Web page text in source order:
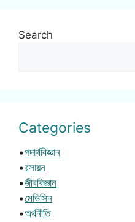
Search
Categories
•পদার্থবিজ্ঞান
•রসায়ন
•জীববিজ্ঞান
•মেডিসিন
•অর্থনীতি